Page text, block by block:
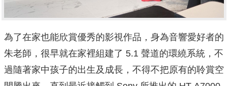
為了在家也能欣賞優秀的影視作品，身為音響愛好者的
朱老師，很早就在家裡組建了 5.1 聲道的環繞系統，不
過隨著家中孩子的出生及成長，不得不把原有的聆賞空